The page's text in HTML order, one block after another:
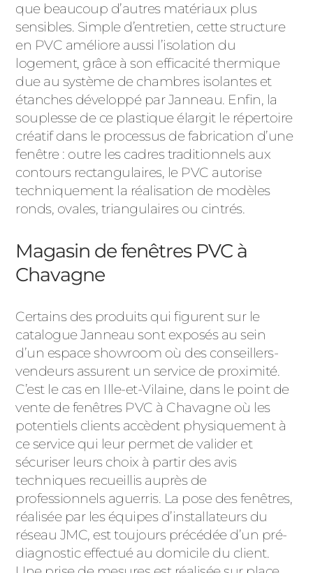
que beaucoup d’autres matériaux plus
sensibles. Simple d’entretien, cette structure
en PVC améliore aussi l’isolation du
logement, grâce à son efficacité thermique
due au système de chambres isolantes et
étanches développé par Janneau. Enfin, la
souplesse de ce plastique élargit le répertoire
créatif dans le processus de fabrication d’une
fenêtre : outre les cadres traditionnels aux
contours rectangulaires, le PVC autorise
techniquement la réalisation de modèles
ronds, ovales, triangulaires ou cintrés.
Magasin de fenêtres PVC à
Chavagne
Certains des produits qui figurent sur le
catalogue Janneau sont exposés au sein
d’un espace showroom où des conseillers-
vendeurs assurent un service de proximité.
C’est le cas en Ille-et-Vilaine, dans le point de
vente de fenêtres PVC à Chavagne où les
potentiels clients accèdent physiquement à
ce service qui leur permet de valider et
sécuriser leurs choix à partir des avis
techniques recueillis auprès de
professionnels aguerris. La pose des fenêtres,
réalisée par les équipes d’installateurs du
réseau JMC, est toujours précédée d’un pré-
diagnostic effectué au domicile du client.